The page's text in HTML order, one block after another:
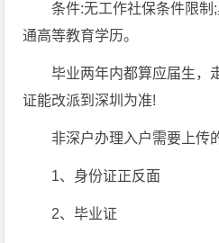
条件:无工作社保条件限
通高等教育学历。
毕业两年内都算应届生，
证能改派到深圳为准!
非深户办理入户需要上传
1、身份证正反面
2、毕业证